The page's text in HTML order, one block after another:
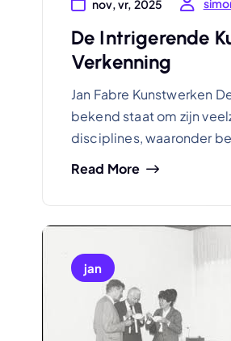
nov, vr, 2025
De Intrigerende
Verkenning
Jan Fabre Kunstwerken
bekend staat om zijn
disciplines, waaronder
Read More
jan